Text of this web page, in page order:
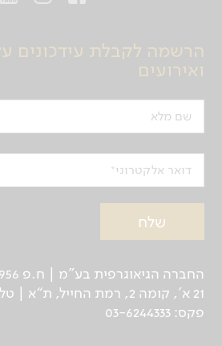
הרשמה לקבלת עידכונים
ואירועים
שם מלא
דואר אלקטרוני
פקס: 03-6244333